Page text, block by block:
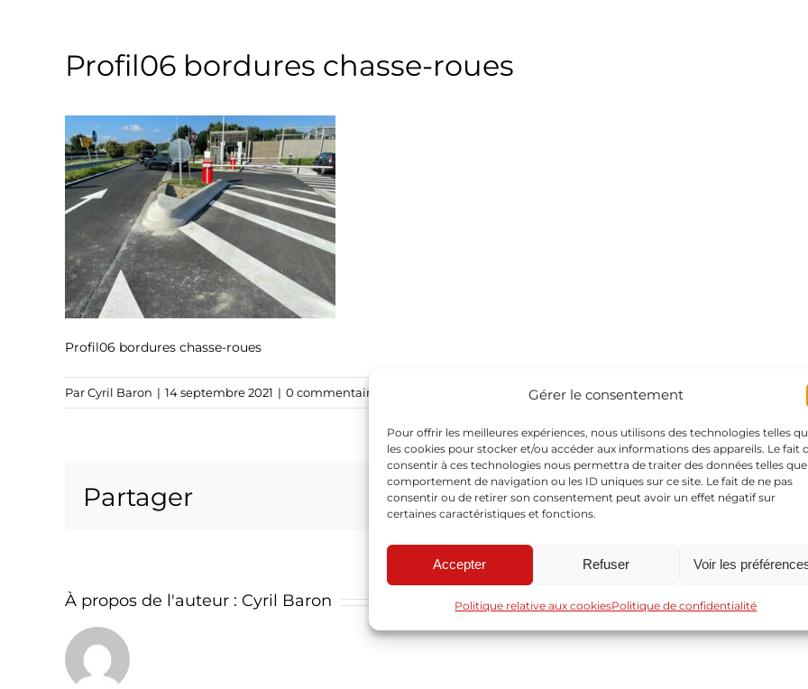
Gérer le consentement
Pour offrir les meilleures expériences, nous utilisons des technologies telles
les cookies pour stocker et/ou accéder aux informations des appareils. Le fait
consentir à ces technologies nous permettra de traiter des données telles
comportement de navigation ou les ID uniques sur ce site. Le fait de ne pas
consentir ou de retirer son consentement peut avoir un effet négatif sur
certaines caractéristiques et fonctions.
Accepter Refuser Voir les
Politique relative aux cookiesPolitique de confidentialité
Profil06 bordures chasse-roues
Profil06 bordures chasse-roues
ParCyril Baron | 14 septembre 2021 | 0 commentaire
Partager
À propos de l'auteur : Cyril Baron